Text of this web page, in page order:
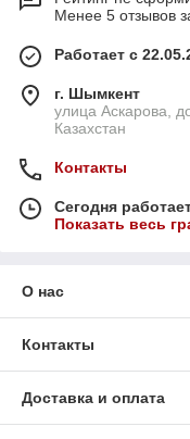
Менее 5 отзывов
Работает с
г. Шымкент
улица Аскарова,
Казахстан
Контакты
Сегодня
Показать весь
О нас
Контакты
Доставка и оплата